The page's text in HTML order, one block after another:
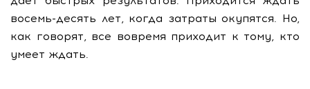
восемь-десять лет, когда затраты окупятся. Но,
как говорят, все вовремя приходит к тому, кто
умеет ждать.